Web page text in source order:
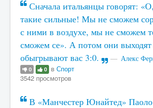
Сначала итальянцы говорят:
такие сильные! Мы не сможем
с ними в воздухе, мы не сможем
сможем се». А потом они
обыгрывают вас 3:0.
Алекс
0 0 в Спорт
3542 просмотров
В «Манчестер Юнайтед»